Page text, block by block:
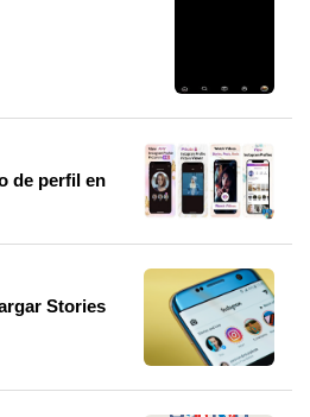
de perfil en
Stories